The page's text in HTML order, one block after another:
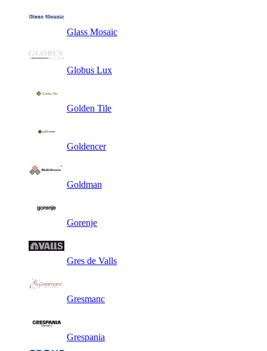
Glass Mosaic
Globus Lux
Golden Tile
Goldencer
Goldman
Gorenje
Gres de Valls
Gresmanc
Grespania